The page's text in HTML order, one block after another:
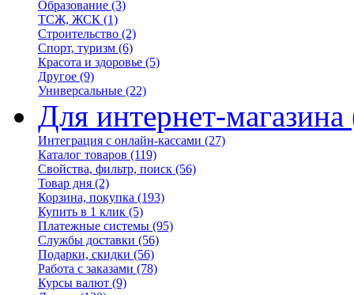
Образование (3)
ТСЖ, ЖСК (1)
Строительство (2)
Спорт, туризм (6)
Красота и здоровье (5)
Другое (9)
Универсальные (22)
Для интернет-магазина
Интеграция с онлайн-кассами (27)
Каталог товаров (119)
Свойства, фильтр, поиск (56)
Товар дня (2)
Корзина, покупка (193)
Купить в 1 клик (5)
Платежные системы (95)
Службы доставки (56)
Подарки, скидки (56)
Работа с заказами (78)
Курсы валют (9)